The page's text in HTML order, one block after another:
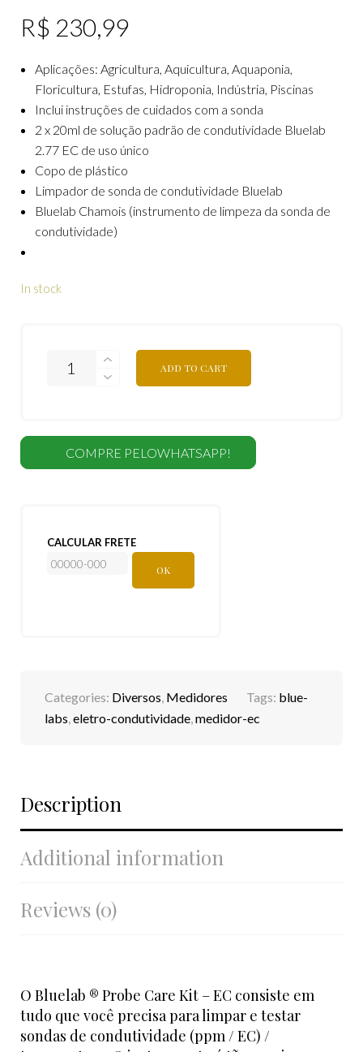
R$ 230,99
Aplicações: Agricultura, Aquicultura, Aquaponia,
Floricultura, Estufas, Hidroponia, Indústria, Piscinas
Inclui instruções de cuidados com a sonda
2 x 20ml de solução padrão de condutividade Bluelab
2.77 EC de uso único
Copo de plástico
Limpador de sonda de condutividade Bluelab
Bluelab Chamois (instrumento de limpeza da sonda de
condutividade)
In stock
ADD TO CART
COMPRE PELOWHATSAPP!
CALCULAR FRETE
OK
Categories: Diversos, Medidores Tags: blue-
labs,eletro-condutividade,medidor-ec
Description
Additional information
Reviews (0)
O Bluelab ® Probe Care Kit – EC consiste em
tudo que você precisa para limpar e testar
sondas de condutividade (ppm / EC) /